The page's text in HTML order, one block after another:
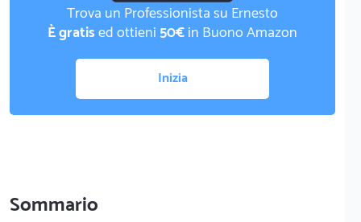
Trova un Professionista su Ernesto
È gratised ottieni50€in Buono Amazon
Inizia
Sommario